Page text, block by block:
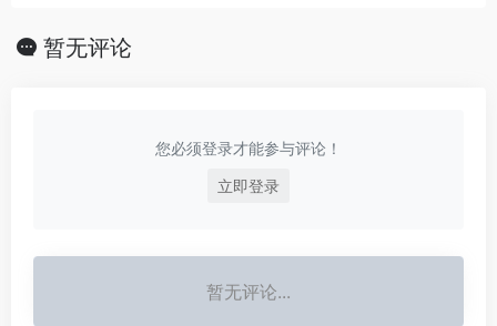
暂无评论
您必须登录才能参与评论！
立即登录
暂无评论...